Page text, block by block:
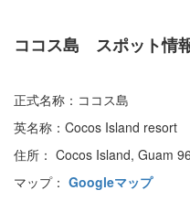
ココス島 スポット情
正式名称：ココス島
英名称：Cocos Island resort
住所： Cocos Island, Guam
マップ： Googleマップ